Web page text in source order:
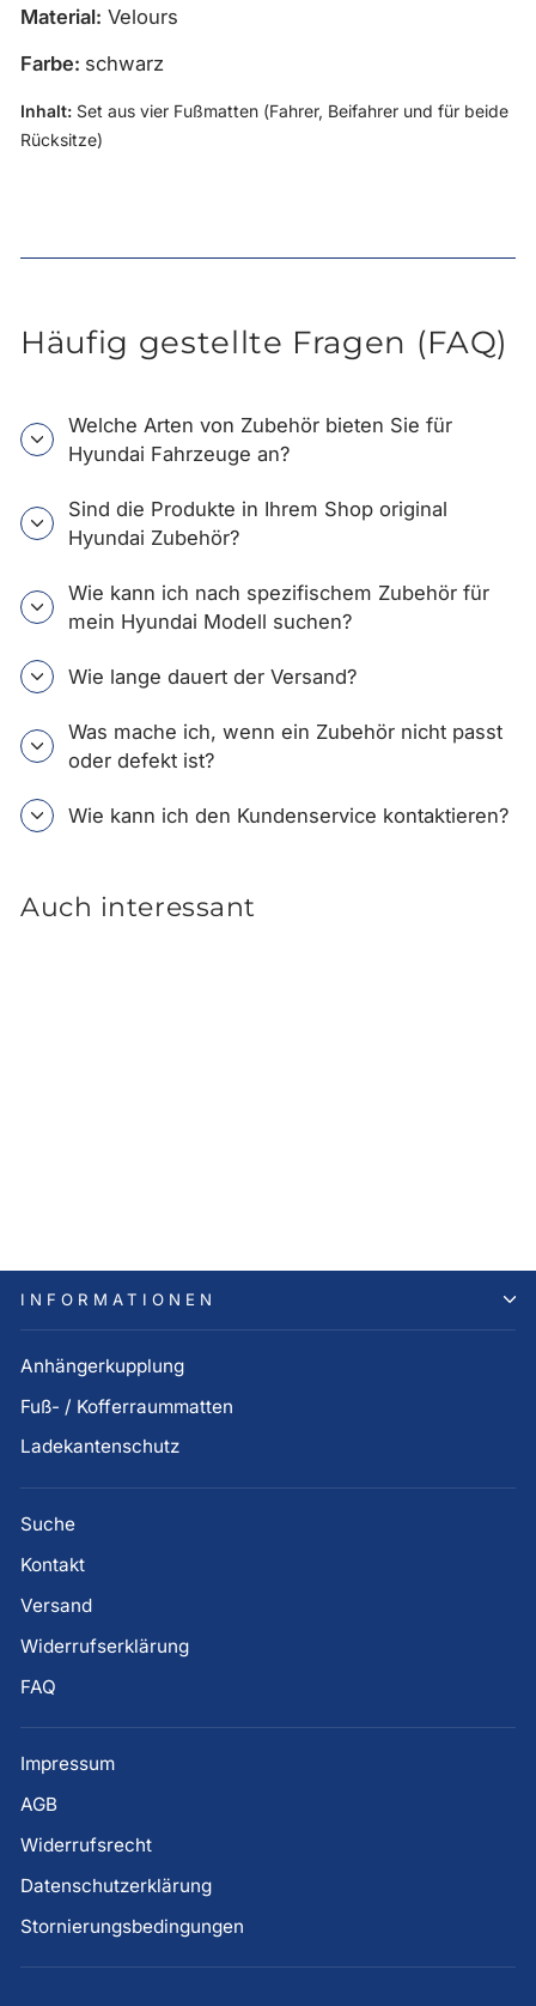
Material: Velours
Farbe: schwarz
Inhalt: Set aus vier Fußmatten (Fahrer, Beifahrer und für beide
Rücksitze)
Häufig gestellte Fragen (FAQ)
Welche Arten von Zubehör bieten Sie für
Hyundai Fahrzeuge an?
Sind die Produkte in Ihrem Shop original
Hyundai Zubehör?
Wie kann ich nach spezifischem Zubehör für
mein Hyundai Modell suchen?
Wie lange dauert der Versand?
Was mache ich, wenn ein Zubehör nicht passt
oder defekt ist?
Wie kann ich den Kundenservice kontaktieren?
Auch interessant
INFORMATIONEN
Anhängerkupplung
Fuß- / Kofferraummatten
Ladekantenschutz
Suche
Kontakt
Versand
Widerrufserklärung
FAQ
Impressum
AGB
Widerrufsrecht
Datenschutzerklärung
Stornierungsbedingungen